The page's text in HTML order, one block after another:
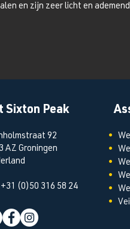
en zijn zeer licht en
Sixton Peak
92
AZ Groningen
+31 (0)50 316 58 24
•
•
•
•
•
•